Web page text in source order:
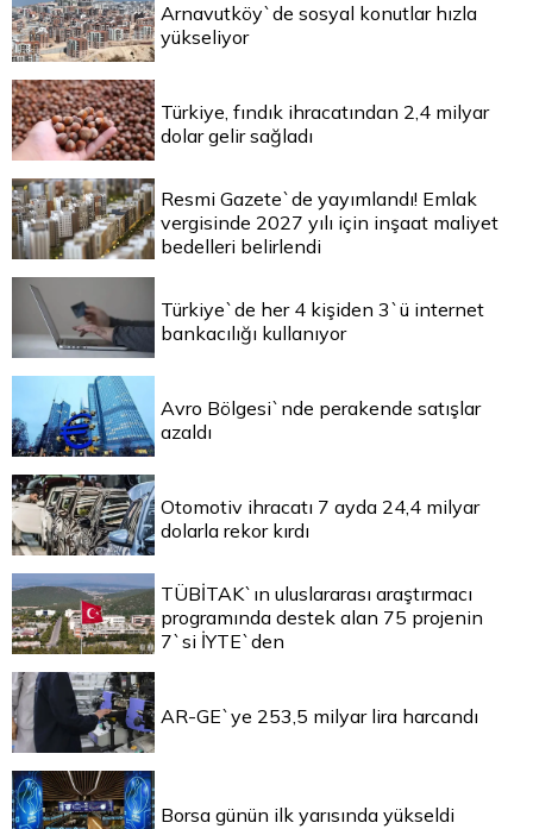
Arnavutköy`de sosyal konutlar hızla
yükseliyor
Türkiye, fındık ihracatından 2,4 milyar
dolar gelir sağladı
Resmi Gazete`de yayımlandı! Emlak
vergisinde 2027 yılı için inşaat maliyet
bedelleri belirlendi
Türkiye`de her 4 kişiden 3`ü internet
bankacılığı kullanıyor
Avro Bölgesi`nde perakende satışlar
azaldı
Otomotiv ihracatı 7 ayda 24,4 milyar
dolarla rekor kırdı
TÜBİTAK`ın uluslararası araştırmacı
programında destek alan 75 projenin
7`si İYTE`den
AR-GE`ye 253,5 milyar lira harcandı
Borsa günün ilk yarısında yükseldi